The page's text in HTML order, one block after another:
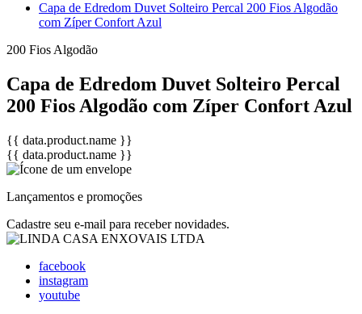
Capa de Edredom Duvet Solteiro Percal 200 Fios Algodão
com Zíper Confort Azul
200 Fios Algodão
Capa de Edredom Duvet Solteiro Percal
200 Fios Algodão com Zíper Confort Azul
{{ data.product.name }}
{{ data.product.name }}
Lançamentos e promoções
Cadastre seu e-mail para receber novidades.
facebook
instagram
youtube